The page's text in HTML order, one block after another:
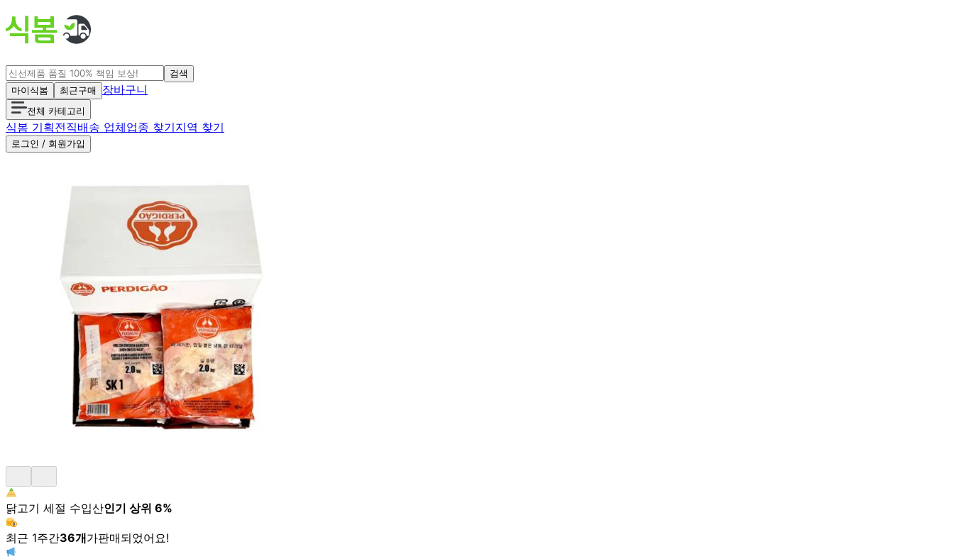
검색
마이식봄
최근구매 장바구니
전체 카테고리
식봄 기획전직배송 업체업종 찾기지역 찾기
로그인 / 회원가입
닭고기 세절 수입산인기 상위 6%
최근 1주간36개가판매되었어요!